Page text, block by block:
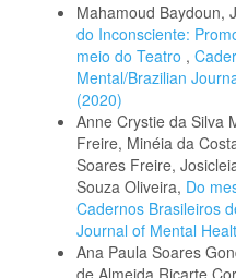
Mahamoud Baydoun,
do Inconsciente:
meio do Teatro ,
Mental/Brazilian
(2020)
Anne Crystie da Silva
Freire, Minéia da
Soares Freire,
Souza Oliveira, Do
Cadernos Brasileiros
Journal of Mental
Ana Paula Soares
de Almeida Ricarte